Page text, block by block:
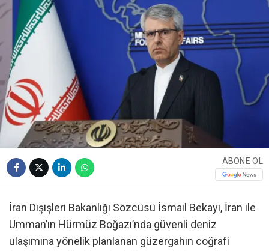
ABONE OL
İran Dışişleri Bakanlığı Sözcüsü İsmail Bekayi, İran ile
Umman’ın Hürmüz Boğazı’nda güvenli deniz
ulaşımına yönelik planlanan güzergahın coğrafi